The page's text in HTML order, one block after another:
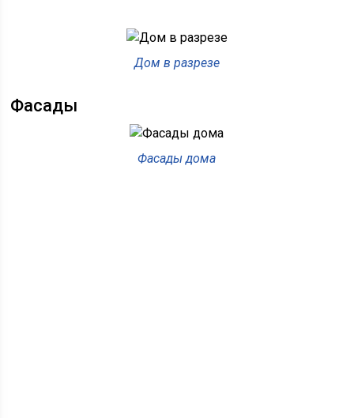
Дом в разрезе
Фасады
Фасады дома